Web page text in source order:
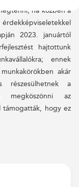
ha közben a
2023. januártól
hajtottunk
ennek
akár
részesülhetnek a
megköszönni az
támogatták, hogy ez